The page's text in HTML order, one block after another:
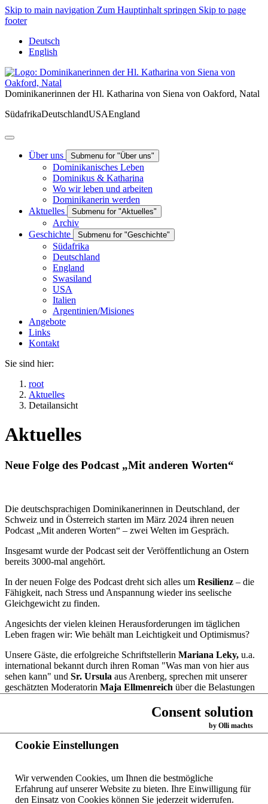
Skip to main navigation Zum Hauptinhalt springen Skip to page
footer
Deutsch
English
Dominikanerinnen der Hl. Katharina von Siena von Oakford, Natal
SüdafrikaDeutschlandUSAEngland
Über uns Submenu for "Über uns"
Dominikanisches Leben
Dominikus & Katharina
Wo wir leben und arbeiten
Dominikanerin werden
Aktuelles
Submenu for "Aktuelles"
Archiv
Geschichte
Submenu for "Geschichte"
Südafrika
Deutschland
England
Swasiland
USA
Italien
Argentinien/Misiones
Angebote
Links
Kontakt
Sie sind hier:
root
Aktuelles
Detailansicht
Aktuelles
Neue Folge des Podcast „Mit anderen Worten“
Die deutschsprachigen Dominikanerinnen in Deutschland, der
Schweiz und in Österreich starten im März 2024 ihren neuen
Podcast „Mit anderen Worten“ – zwei Welten im Gespräch.
Insgesamt wurde der Podcast seit der Veröffentlichung an Ostern
bereits 3000-mal angehört.
In der neuen Folge des Podcast dreht sich alles um Resilienz – die
Fähigkeit, nach Stress und Anspannung wieder ins seelische
Gleichgewicht zu finden.
Angesichts der vielen kleinen Herausforderungen im täglichen
Leben fragen wir: Wie behält man Leichtigkeit und Optimismus?
Unsere Gäste, die erfolgreiche Schriftstellerin Mariana Leky, u.a.
international bekannt durch ihren Roman "Was man von hier aus
sehen kann" und Sr. Ursula aus Arenberg, sprechen mit unserer
geschätzten Moderatorin Maja Ellmenreich über die Belastungen
Gemeinsam geben sie wertvolle Tipps, wie man klug mit Stress
umgehen und vorbeugen kann, damit er uns nicht erschöpft.
Zurück
Consent solution
by Olli machts
Cookie Einstellungen
Wir verwenden Cookies, um Ihnen die bestmögliche
Erfahrung auf unserer Website zu bieten. Ihre Einwilligung für
den Einsatz von Cookies können Sie jederzeit widerrufen.